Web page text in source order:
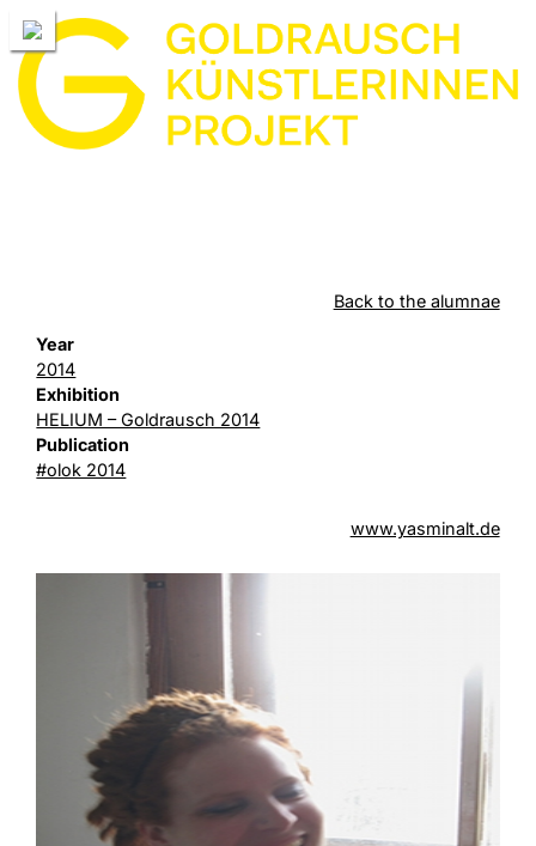
Back to the alumnae
Year
2014
Exhibition
HELIUM – Goldrausch 2014
Publication
#olok 2014
www.yasminalt.de